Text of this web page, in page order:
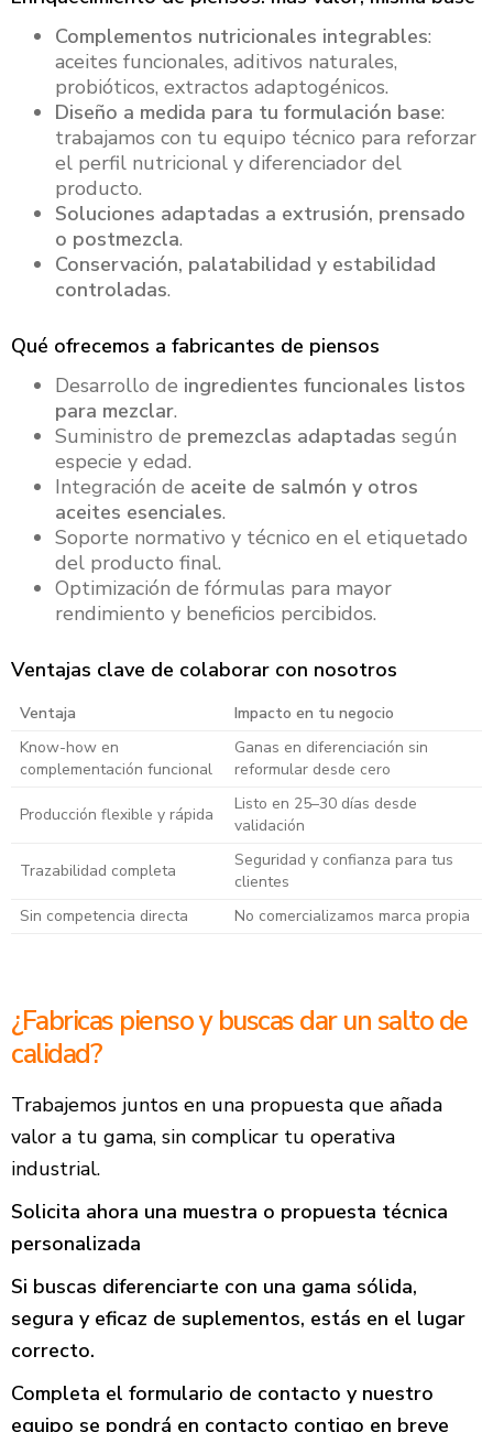
Complementos nutricionales integrables:
aceites funcionales, aditivos naturales,
probióticos, extractos adaptogénicos.
Diseño a medida para tu formulación base:
trabajamos con tu equipo técnico para reforzar
el perfil nutricional y diferenciador del
producto.
Soluciones adaptadas a extrusión, prensado
o postmezcla.
Conservación, palatabilidad y estabilidad
controladas.
Qué ofrecemos a fabricantes de piensos
Desarrollo de ingredientes funcionales listos
para mezclar.
Suministro de premezclas adaptadas según
especie y edad.
Integración de aceite de salmón y otros
aceites esenciales.
Soporte normativo y técnico en el etiquetado
del producto final.
Optimización de fórmulas para mayor
rendimiento y beneficios percibidos.
Ventajas clave de colaborar con nosotros
Ventaja
Impacto en tu negocio
Know-how en
complementación funcional
Ganas en diferenciación sin
reformular desde cero
Producción flexible y rápida
Listo en 25–30 días desde
validación
Trazabilidad completa
Seguridad y confianza para tus
clientes
Sin competencia directa
No comercializamos marca propia
¿Fabricas pienso y buscas dar un salto de
calidad?
Trabajemos juntos en una propuesta que añada
valor a tu gama, sin complicar tu operativa
industrial.
Solicita ahora una muestra o propuesta técnica
personalizada
Si buscas diferenciarte con una gama sólida,
segura y eficaz de suplementos, estás en el lugar
correcto.
Completa el formulario de contacto y nuestro
equipo se pondrá en contacto contigo en breve